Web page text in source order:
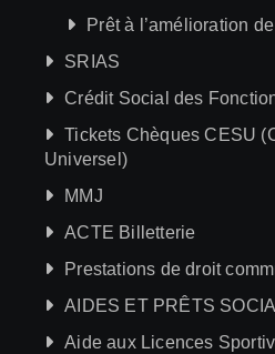
Prêt à l’amélioration
SRIAS
Crédit Social des
Tickets Chèques CESU
Universel)
MMJ
ACTE Billetterie
Prestations de droit
AIDES ET PRÊTS
Aide aux Licences